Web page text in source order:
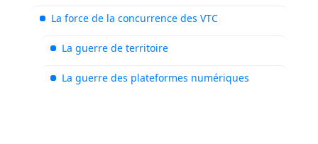
La force de la concurrence des VTC
La guerre de territoire
La guerre des plateformes numériques